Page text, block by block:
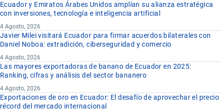
Ecuador y Emiratos Árabes Unidos amplían su alianza estratégica
con inversiones, tecnología e inteligencia artificial
4 Agosto, 2026
Javier Milei visitará Ecuador para firmar acuerdos bilaterales con
Daniel Noboa: extradición, ciberseguridad y comercio
4 Agosto, 2026
Las mayores exportadoras de banano de Ecuador en 2025:
Ranking, cifras y análisis del sector bananero
4 Agosto, 2026
Exportaciones de oro en Ecuador: El desafío de aprovechar el precio
récord del mercado internacional